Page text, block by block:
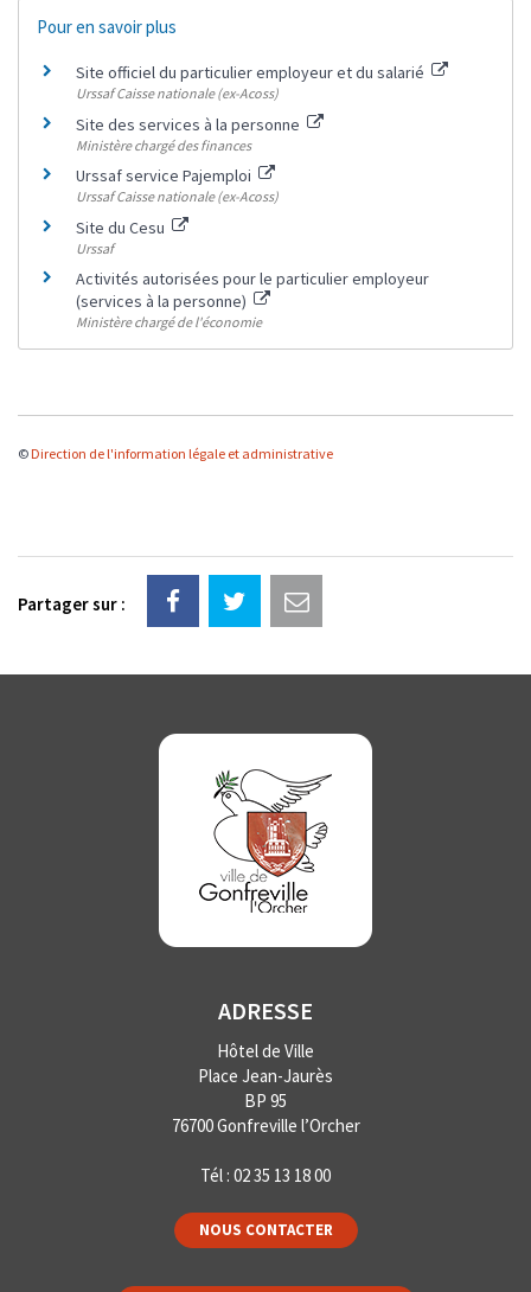
Pour en savoir plus
Site officiel du particulier employeur et du salarié
Urssaf Caisse nationale (ex-Acoss)
Site des services à la personne
Ministère chargé des finances
Urssaf service Pajemploi
Urssaf Caisse nationale (ex-Acoss)
Site du Cesu
Urssaf
Activités autorisées pour le particulier employeur
(services à la personne)
Ministère chargé de l'économie
© Direction de l'information légale et administrative
Partager sur :
ADRESSE
Hôtel de Ville
Place Jean-Jaurès
BP 95
76700 Gonfreville l’Orcher
Tél : 02 35 13 18 00
NOUS CONTACTER